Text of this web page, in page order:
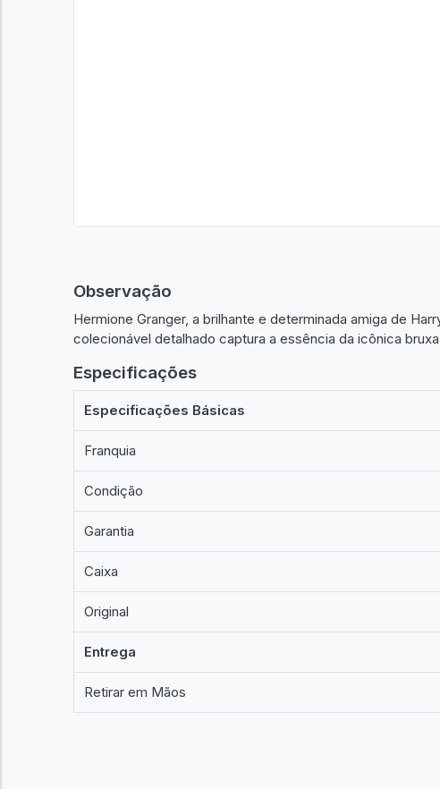
Observação
Hermione Granger, a brilhante e determinada amiga de
colecionável detalhado captura a essência da icônica
Especificações
Especificações Básicas
Franquia
Condição
Garantia
Caixa
Original
Entrega
Retirar em Mãos